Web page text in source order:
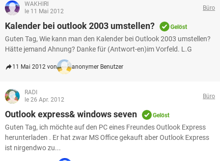
WAKHIRI
le 11 Mai 2012
Büro
Kalender bei outlook 2003 umstellen? Gelöst
Guten Tag, Wie kann man den Kalender bei Outlook 2003 umstellen?
Hätte jemand Ahnung? Danke für (Antwort-en)im Vorfeld. L.G
11 Mai 2012 von anonymer Benutzer
RADI
le 26 Apr. 2012
Büro
Outlook express& windows seven Gelöst
Guten Tag, ich möchte auf den PC eines Freundes Outlook Express
herunterladen . Er hat zwar MS Office gekauft aber Outlook Express
ist nirgendwo zu...